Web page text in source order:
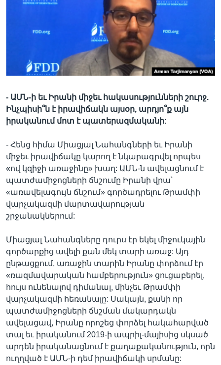
Լեզուներ
- ԱՄՆ-ի եւ Իրանի միջեւ հակասությունների շուրջ.
Ինչպիսի՞ն է իրավիճակն այսօր, արդյո՞ք այն
իրականում մոտ է պատերազմականի:
- Հենց հիմա Միացյալ Նահանգների եւ Իրանի
միջեւ իրավիճակը կարող է նկարագրվել որպես
«ով կզիջի առաջինը» խաղ: ԱՄՆ-ն ավելացնում է
պատժամիջոցների ճնշումը Իրանի վրա՝
«առավելագույն ճնշում» գործադրելու Թրամփի
վարչակազմի մարտավարության
շրջանակներում:
Միացյալ Նահանգները դուրս էր եկել միջուկային
գործարքից ավելի քան մեկ տարի առաջ: Այդ
ընթացքում, առաջին տարին Իրանը փորձում էր
«ռազմավարական համբերություն» ցուցաբերել,
հույս ունենալով դիմանալ, մինչեւ Թրամփի
վարչակազմի հեռանալը: Սակայն, քանի որ
պատժամիջոցների ճնշման մակարդակն
ավելացավ, Իրանը որոշեց փորձել հակահարված
տալ եւ իրականում 2019-ի ապրիլ-մայիսից սկսած
արդեն իրականացնում է քաղաքականություն, որն
ուղղված է ԱՄՆ-ի դեմ իրավիճակի սրմանը: